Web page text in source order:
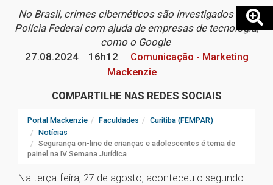
No Brasil, crimes cibernéticos são investigados pela
Polícia Federal com ajuda de empresas de tecnologia,
como o Google
27.08.2024
16h12
Comunicação - Marketing
Mackenzie
COMPARTILHE NAS REDES SOCIAIS
Portal Mackenzie Faculdades
Curitiba (FEMPAR)
Notícias
Segurança on-line de crianças e adolescentes é tema de
painel na IV Semana Jurídica
Na terça-feira, 27 de agosto, aconteceu o segundo